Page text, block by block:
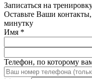
Записаться на
Оставьте Ваши
минутку
Имя *
Телефон, по которому